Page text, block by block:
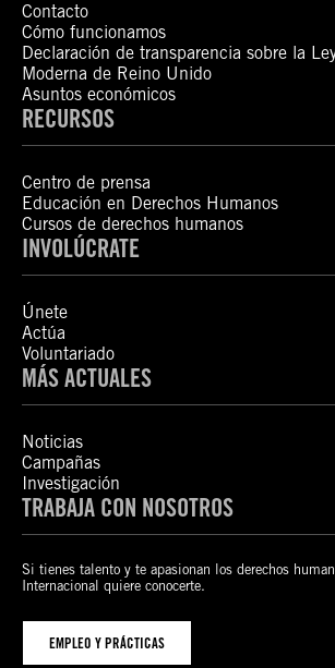
Contacto
Cómo funcionamos
Declaración de transparencia sobre la
Moderna de Reino Unido
Asuntos económicos
RECURSOS
Centro de prensa
Educación en Derechos Humanos
Cursos de derechos humanos
INVOLÚCRATE
Únete
Actúa
Voluntariado
MÁS ACTUALES
Noticias
Campañas
Investigación
TRABAJA CON NOSOTROS
Si tienes talento y te apasionan los derechos
Internacional quiere conocerte.
EMPLEO Y PRÁCTICAS